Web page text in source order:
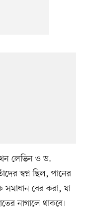
লেভিন ও ড.
স্বপ্ন ছিল, পানের
বের করা, যা
নাগালে থাকবে।